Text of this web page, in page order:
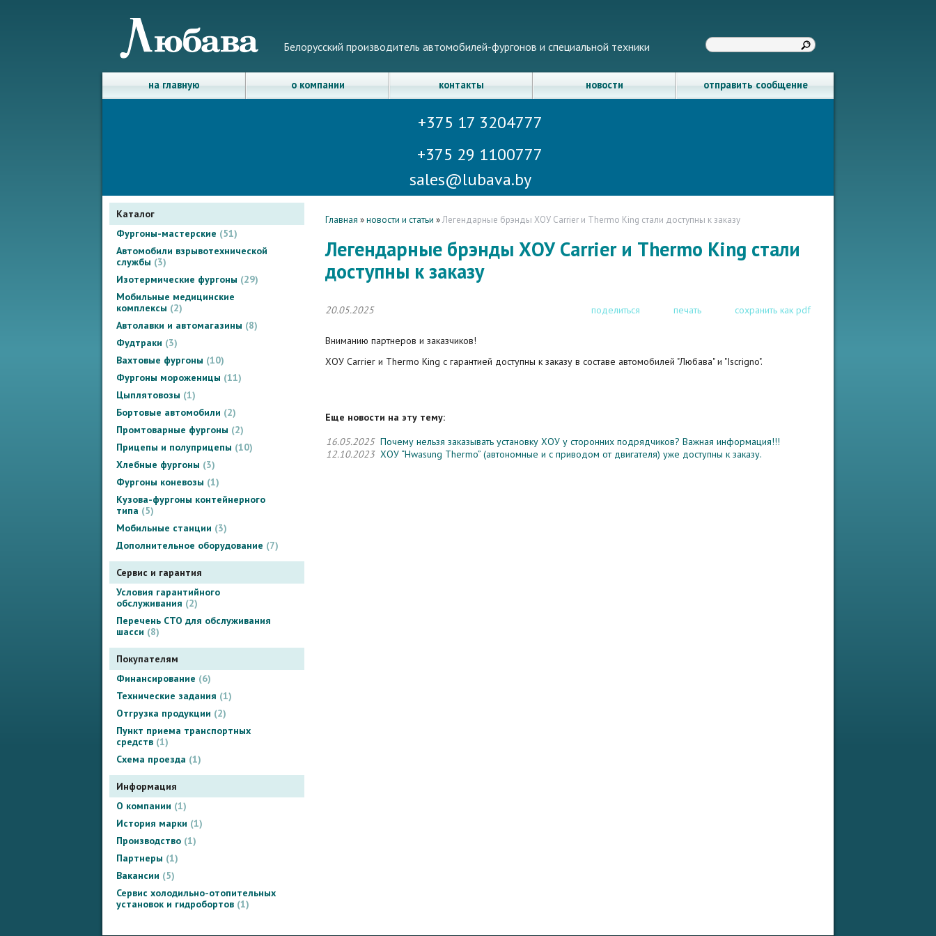
Белорусский производитель автомобилей-фургонов и специальной техники
на главную о компании контакты новости отправить сообщение
+375 17 3204777
+375 29 1100777
sales@lubava.by
Каталог
Фургоны-мастерские
51
Автомобили взрывотехнической
службы
3
Изотермические фургоны
29
Мобильные медицинские
комплексы
2
Автолавки и автомагазины
8
Фудтраки
3
Вахтовые фургоны 10
Фургоны мороженицы 11
Цыплятовозы 1
Бортовые автомобили
2
Промтоварные фургоны
2
Прицепы и полуприцепы 10
Хлебные фургоны
3
Фургоны коневозы 1
Кузова-фургоны контейнерного
типа
5
Мобильные станции
3
Дополнительное оборудование
7
Сервис и гарантия
Условия гарантийного
обслуживания
2
Перечень СТО для обслуживания
шасси
8
Покупателям
Финансирование
6
Технические задания 1
Отгрузка продукции
2
Пункт приема транспортных
средств 1
Схема проезда 1
Информация
О компании 1
История марки 1
Производство 1
Партнеры 1
Вакансии
5
Сервис холодильно-отопительных
установок и гидробортов 1
Главная »новости и статьи »Легендарные брэнды ХОУ Carrier и Thermo King стали доступны к заказу
Легендарные брэнды ХОУ Carrier и Thermo King стали
доступны к заказу
20.05.2025 поделиться печать сохранить как pdf
Вниманию партнеров и заказчиков!
ХОУ Carrier и Thermo King с гарантией доступны к заказу в составе автомобилей "Любава" и "Isсrigno".
Еще новости на эту тему:
16.05.2025 Почему нельзя заказывать установку ХОУ у сторонних подрядчиков? Важная информация!!!
12.10.2023 ХОУ “Hwasung Thermo” (автономные и с приводом от двигателя) уже доступны к заказу.